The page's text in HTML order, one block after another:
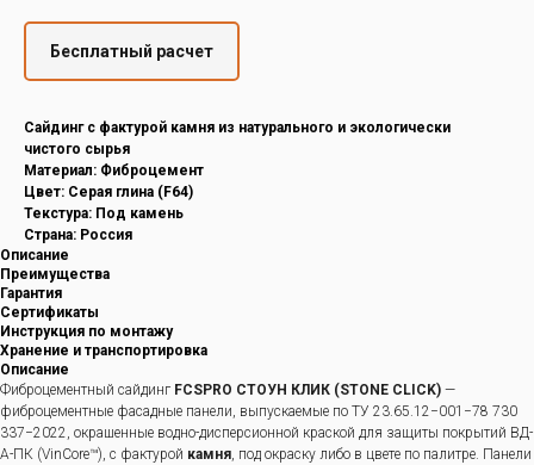
Бесплатный расчет
Cайдинг с фактурой камня из натурального и экологически
чистого сырья
Материал: Фиброцемент
Цвет: Серая глина (F64)
Текстура: Под камень
Страна: Россия
Описание
Преимущества
Гарантия
Сертификаты
Инструкция по монтажу
Хранение и транспортировка
Описание
Фиброцементный сайдинг FCSPRO СТОУН КЛИК (STONE CLICK) —
фиброцементные фасадные панели, выпускаемые по ТУ 23.65.12−001−78 730
337−2022, окрашенные водно-дисперсионной краской для защиты покрытий ВД-
А-ПК (VinCore™), с фактурой камня, под окраску либо в цвете по палитре. Панели